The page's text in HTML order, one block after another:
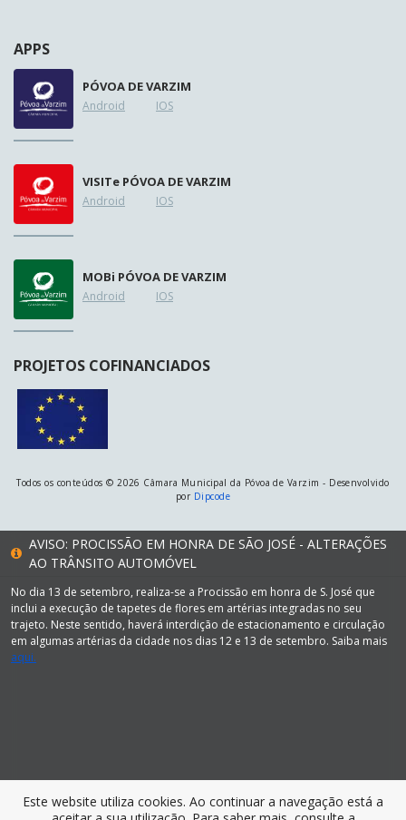
APPS
PÓVOA DE VARZIM
Android IOS
VISITe PÓVOA DE VARZIM
Android IOS
MOBi PÓVOA DE VARZIM
Android IOS
PROJETOS COFINANCIADOS
Todos os conteúdos © 2026 Câmara Municipal da Póvoa de Varzim - Desenvolvido
por Dipcode
AVISO: PROCISSÃO EM HONRA DE SÃO JOSÉ - ALTERAÇÕES
AO TRÂNSITO AUTOMÓVEL
No dia 13 de setembro, realiza-se a Procissão em honra de S. José que
inclui a execução de tapetes de flores em artérias integradas no seu
trajeto. Neste sentido, haverá interdição de estacionamento e circulação
em algumas artérias da cidade nos dias 12 e 13 de setembro. Saiba mais
aqui.
Este website utiliza cookies. Ao continuar a navegação está a